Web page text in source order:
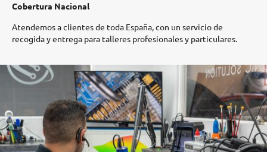
Cobertura Nacional
Atendemos a clientes de toda España, con un servicio de
recogida y entrega para talleres profesionales y particulares.​